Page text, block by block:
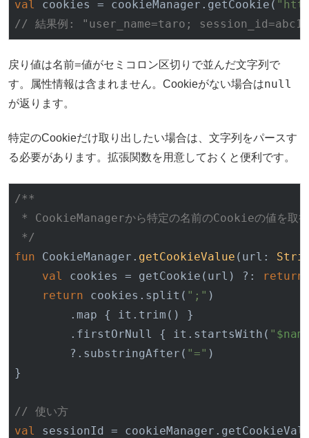
val cookies = cookieManager.getCookie(
// 結果例: "user_name=taro;
戻り値は名前=値がセミコロン区切りで並んだ文字列で
す。属性情報は含まれません。Cookieがない場合はnull
が返ります。
特定のCookieだけ取り出したい場合は、文字列をパースす
る必要があります。拡張関数を用意しておくと便利です。
/**
* CookieManagerから特定の名前のCookieの値を取
*/
fun CookieManager. getCookieValue (url:
val
cookies = getCookie(url) ?:
return
return cookies.split( ";" )
        .map { it.trim() }
        .firstOrNull { it.startsWith(
"
        ?.substringAfter(
"=" )
}
// 使い方
val
sessionId =